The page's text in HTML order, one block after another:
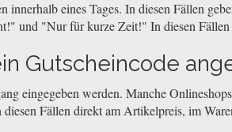
innerhalb eines Tages. In diesen Fällen
und "Nur für kurze Zeit!" In diesen
Gutscheincode
eingegeben werden. Manche
Fällen direkt am Artikelpreis, im